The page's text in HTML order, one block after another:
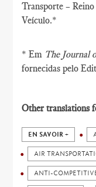
Transporte –
Veículo.*
* Em The Journal
fornecidas pelo
Other translations
EN SAVOIR +
AIR
ANTI-